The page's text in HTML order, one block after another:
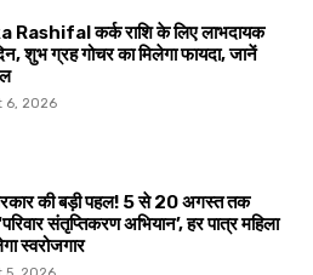
Rashifal कर्क राशि के लिए लाभदायक
शुभ ग्रह गोचर का मिलेगा फायदा, जानें
6, 2026
की बड़ी पहल! 5 से 20 अगस्त तक
संतृप्तिकरण अभियान’, हर पात्र महिला
स्वरोजगार